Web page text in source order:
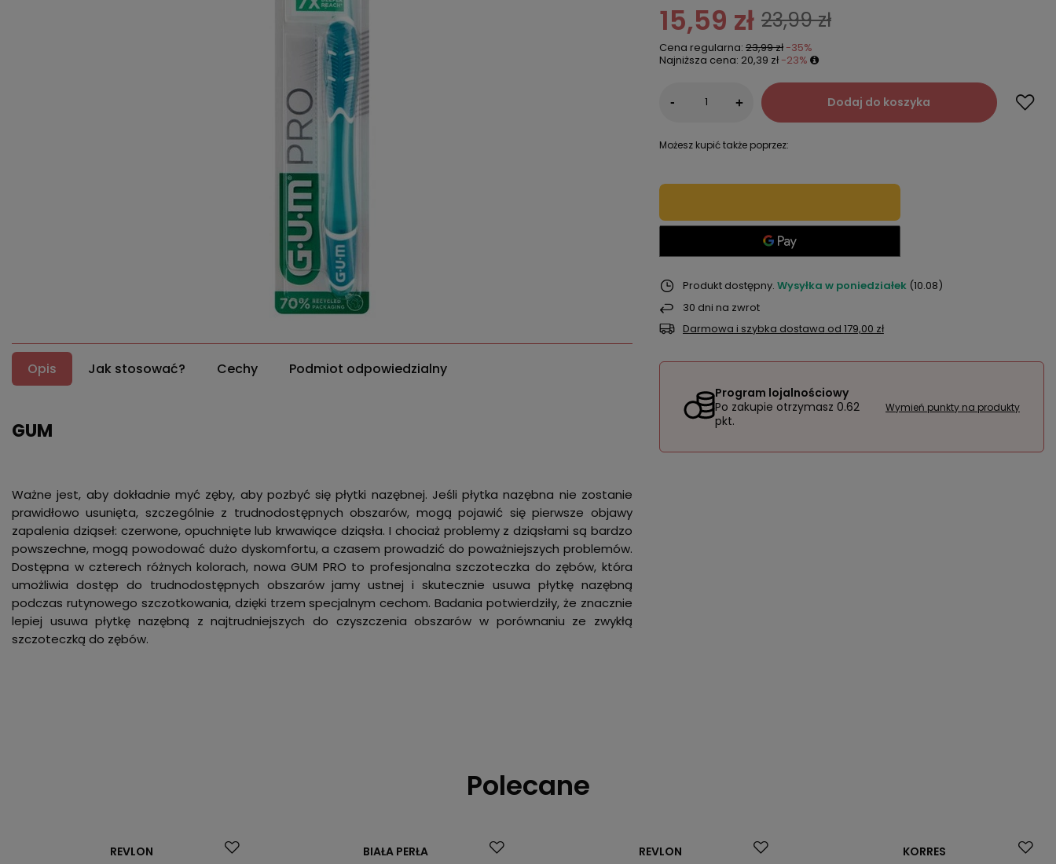
Opis Jak stosować? Cechy Podmiot odpowiedzialny
GUM
Ważne jest, aby dokładnie myć zęby, aby pozbyć się płytki nazębnej. Jeśli płytka nazębna nie zostanie
prawidłowo usunięta, szczególnie z trudnodostępnych obszarów, mogą pojawić się pierwsze objawy
zapalenia dziąseł: czerwone, opuchnięte lub krwawiące dziąsła. I chociaż problemy z dziąsłami są bardzo
powszechne, mogą powodować dużo dyskomfortu, a czasem prowadzić do poważniejszych problemów.
Dostępna w czterech różnych kolorach, nowa GUM PRO to profesjonalna szczoteczka do zębów, która
umożliwia dostęp do trudnodostępnych obszarów jamy ustnej i skutecznie usuwa płytkę nazębną
podczas rutynowego szczotkowania, dzięki trzem specjalnym cechom. Badania potwierdziły, że znacznie
lepiej usuwa płytkę nazębną z najtrudniejszych do czyszczenia obszarów w porównaniu ze zwykłą
szczoteczką do zębów.
15,59 zł 23,99 zł
Cena regularna: 23,99 zł -35%
Najniższa cena: 20,39 zł -23%
- + Dodaj do koszyka
Możesz kupić także poprzez:
Produkt dostępny Wysyłka w poniedziałek (10.08)
30 dni na zwrot
Darmowa i szybka dostawa od 179,00 zł
Program lojalnościowy
Po zakupie otrzymasz 0.62
pkt.
Wymień punkty na produkty
Polecane
REVLON
BIAŁA PERŁA
REVLON
KORRES